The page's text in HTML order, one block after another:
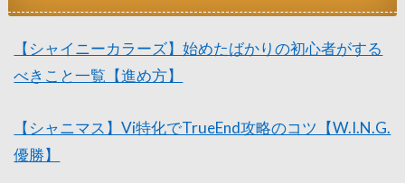
【シャイニーカラーズ】始めたばかりの初心者がする
べきこと一覧【進め方】
【シャニマス】Vi特化でTrueEnd攻略のコツ【W.I.N.G.
優勝】